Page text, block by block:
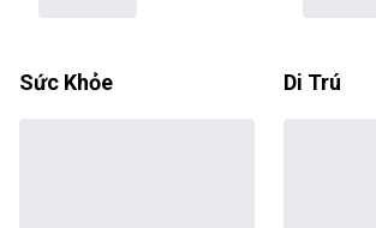
Sức Khỏe Di Trú